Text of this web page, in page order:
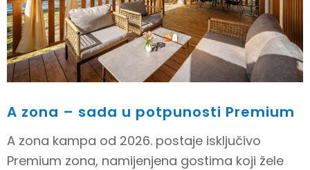
A zona – sada u potpunosti Premium
A zona kampa od 2026. postaje isključivo
Premium zona, namijenjena gostima koji žele